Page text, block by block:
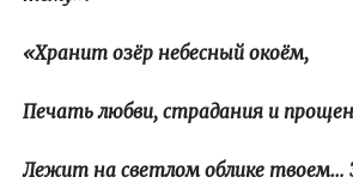
«Хранит озёр небесный окоём,
Печать любви, страдания и
Лежит на светлом облике твоем…